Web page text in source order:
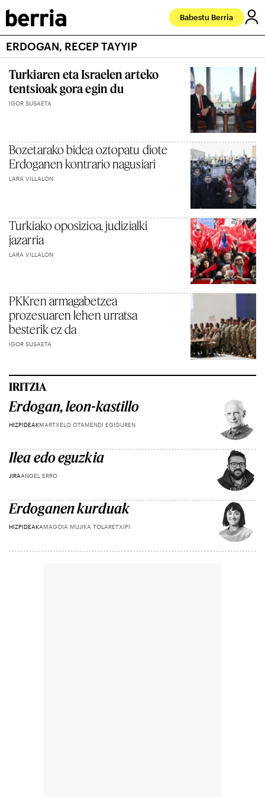
Babestu Berria
ERDOGAN, RECEP TAYYIP
Turkiaren eta Israelen arteko
tentsioak gora egin du
IGOR SUSAETA
Bozetarako bidea oztopatu diote
Erdoganen kontrario nagusiari
LARA VILLALON
Turkiako oposizioa, judizialki
jazarria
LARA VILLALON
PKKren armagabetzea
prozesuaren lehen urratsa
besterik ez da
IGOR SUSAETA
IRITZIA
Erdogan, leon-kastillo
HIZPIDEAKMARTXELO OTAMENDI EGIGUREN
Ilea edo eguzkia
JIRAANGEL ERRO
Erdoganen kurduak
HIZPIDEAKAMAGOIA MUJIKA TOLARETXIPI